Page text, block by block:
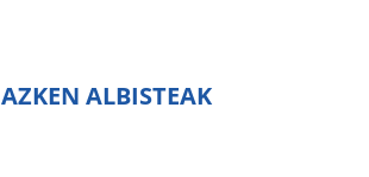
AZKEN ALBISTEAK